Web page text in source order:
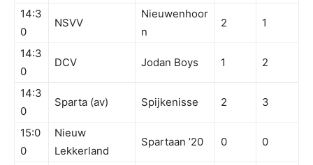
14:3
0
NSVV
Nieuwenhoor
n
2 1
14:3
0
DCV Jodan Boys 1 2
14:3
0
Sparta (av) Spijkenisse 2 3
15:0
0
Nieuw
Lekkerland
Spartaan ’20 0 0